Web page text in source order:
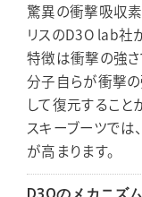
驚異の衝撃吸収素
リスのD3O lab社
特徴は衝撃の強
分子自らが衝撃の
して復元すること
スキーブーツでは
が高まります。